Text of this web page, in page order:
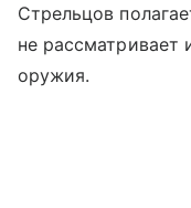
Стрельцов
не рассматривает
оружия.